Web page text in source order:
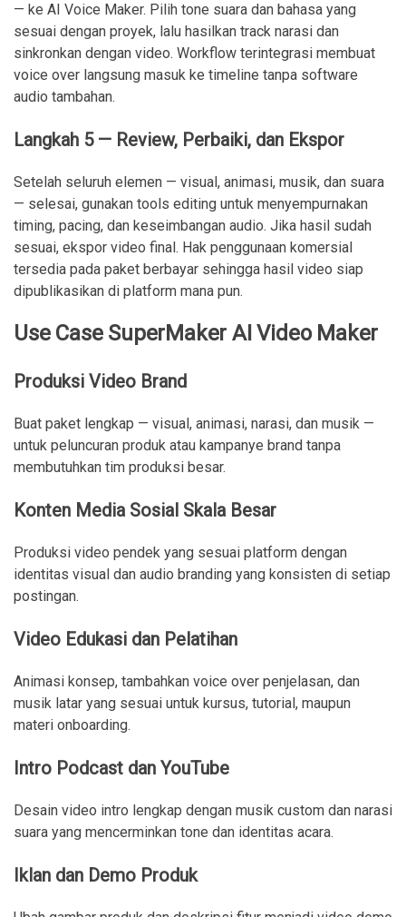
— ke AI Voice Maker. Pilih tone suara dan bahasa yang
sesuai dengan proyek, lalu hasilkan track narasi dan
sinkronkan dengan video. Workflow terintegrasi membuat
voice over langsung masuk ke timeline tanpa software
audio tambahan.
Langkah 5 — Review, Perbaiki, dan Ekspor
Setelah seluruh elemen — visual, animasi, musik, dan suara
— selesai, gunakan tools editing untuk menyempurnakan
timing, pacing, dan keseimbangan audio. Jika hasil sudah
sesuai, ekspor video final. Hak penggunaan komersial
tersedia pada paket berbayar sehingga hasil video siap
dipublikasikan di platform mana pun.
Use Case SuperMaker AI Video Maker
Produksi Video Brand
Buat paket lengkap — visual, animasi, narasi, dan musik —
untuk peluncuran produk atau kampanye brand tanpa
membutuhkan tim produksi besar.
Konten Media Sosial Skala Besar
Produksi video pendek yang sesuai platform dengan
identitas visual dan audio branding yang konsisten di setiap
postingan.
Video Edukasi dan Pelatihan
Animasi konsep, tambahkan voice over penjelasan, dan
musik latar yang sesuai untuk kursus, tutorial, maupun
materi onboarding.
Intro Podcast dan YouTube
Desain video intro lengkap dengan musik custom dan narasi
suara yang mencerminkan tone dan identitas acara.
Iklan dan Demo Produk